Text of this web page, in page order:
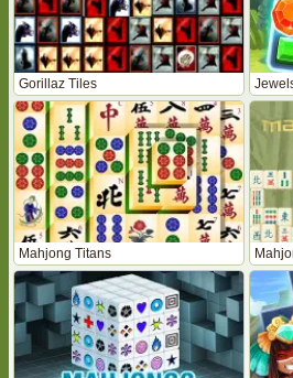
Gorillaz Tiles
Mahjong Titans